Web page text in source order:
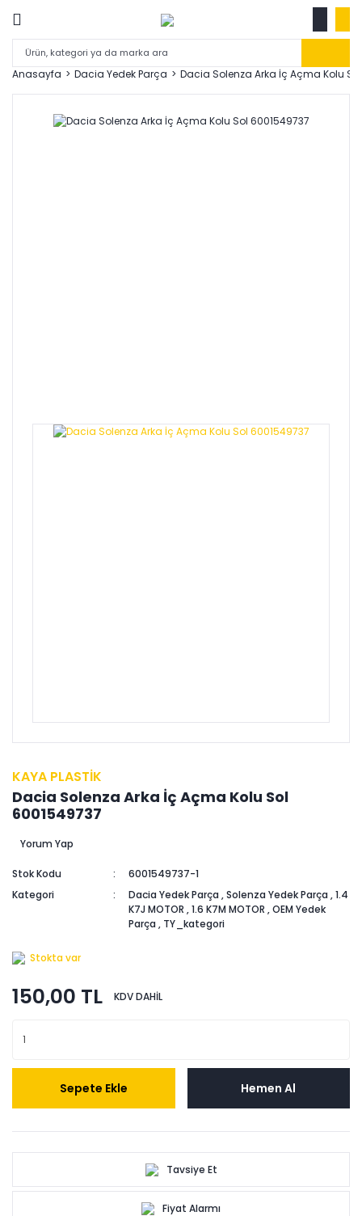
Anasayfa Dacia Yedek Parça Dacia Solenza Arka İç Açma Kolu
KAYA PLASTİK
Dacia Solenza Arka İç Açma Kolu Sol
6001549737
Yorum Yap
Stok Kodu
6001549737-1
Kategori
Dacia Yedek Parça ,Solenza Yedek Parça ,1.4
K7J MOTOR ,1.6 K7M MOTOR ,OEM Yedek
Parça , TY_kategori
Stokta var
150,00 TL KDV DAHİL
Sepete Ekle Hemen Al
Tavsiye Et
Fiyat Alarmı